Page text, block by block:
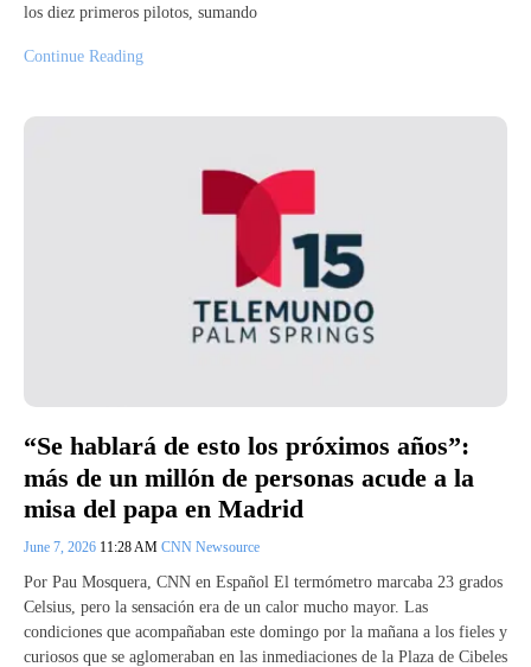
los diez primeros pilotos, sumando
Continue Reading
“Se hablará de esto los próximos años”:
más de un millón de personas acude a la
misa del papa en Madrid
June 7, 2026 11:28 AM CNN Newsource
Por Pau Mosquera, CNN en Español El termómetro marcaba 23 grados
Celsius, pero la sensación era de un calor mucho mayor. Las
condiciones que acompañaban este domingo por la mañana a los fieles y
curiosos que se aglomeraban en las inmediaciones de la Plaza de Cibeles